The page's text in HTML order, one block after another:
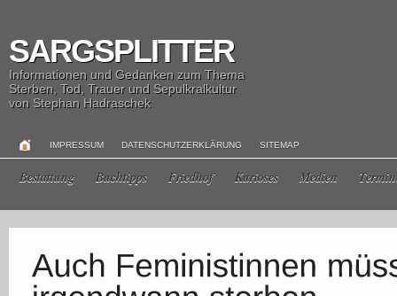
SARGSPLITTER
Informationen und Gedanken zum Thema
Sterben, Tod, Trauer und Sepulkralkultur
von Stephan Hadraschek
IMPRESSUM DATENSCHUTZERKLÄRUNG SITEMAP
Bestattung Buchtipps Friedhof Kurioses Medien